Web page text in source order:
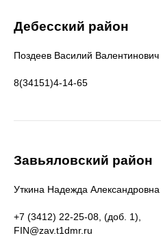
Дебесский район
Поздеев Василий Валентинович
8(34151)4-14-65
Завьяловский район
Уткина Надежда Александровна
+7 (3412) 22-25-08, (доб. 1),
FIN@zav.t1dmr.ru